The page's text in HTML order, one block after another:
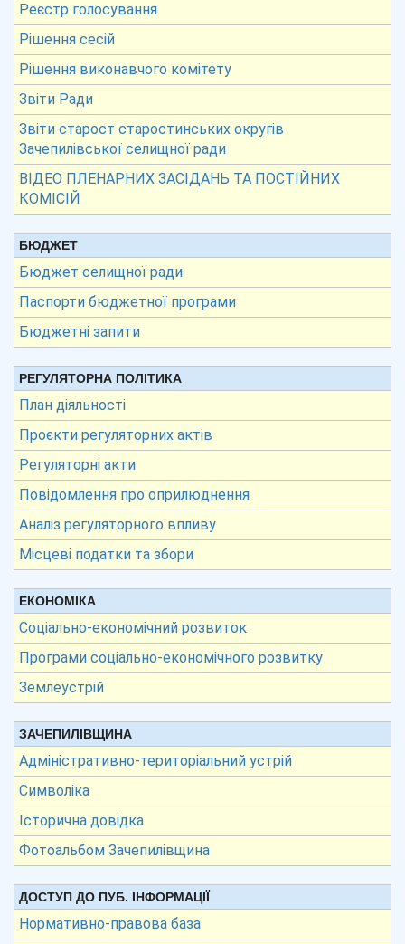
Реєстр голосування
Рішення сесій
Рішення виконавчого комітету
Звіти Ради
Звіти старост старостинських округів
Зачепилівської селищної ради
ВІДЕО ПЛЕНАРНИХ ЗАСІДАНЬ ТА ПОСТІЙНИХ
КОМІСІЙ
БЮДЖЕТ
Бюджет селищної ради
Паспорти бюджетної програми
Бюджетні запити
РЕГУЛЯТОРНА ПОЛІТИКА
План діяльності
Проєкти регуляторних актів
Регуляторні акти
Повідомлення про оприлюднення
Аналіз регуляторного впливу
Місцеві податки та збори
ЕКОНОМІКА
Соціально-економічний розвиток
Програми соціально-економічного розвитку
Землеустрій
ЗАЧЕПИЛІВЩИНА
Адміністративно-територіальний устрій
Символіка
Історична довідка
Фотоальбом Зачепилівщина
ДОСТУП ДО ПУБ. ІНФОРМАЦІЇ
Нормативно-правова база